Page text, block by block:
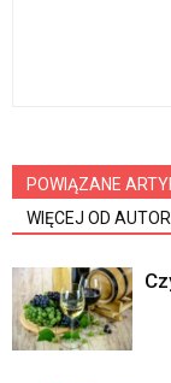
POWIĄZANE
WIĘCEJ OD